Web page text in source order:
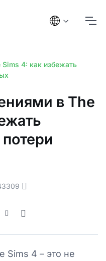
4: как избежать
в The
Sims 4 – это не